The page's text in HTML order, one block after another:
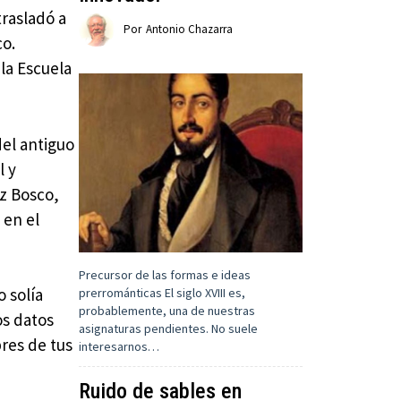
a
Escuela
antiguo
y
Bosco,
en el
solía
datos
de tus
Por Antonio Chazarra
Precursor de las formas e ideas
prerrománticas El siglo XVIII es,
probablemente, una de nuestras
asignaturas pendientes. No suele
interesarnos…
Ruido de sables en